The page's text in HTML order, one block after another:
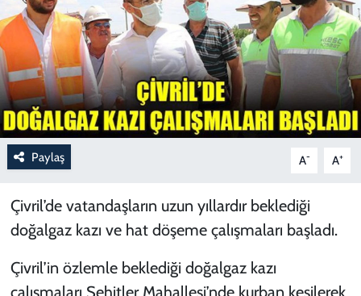
Paylaş A- A+
Çivril’de vatandaşların uzun yıllardır beklediği
doğalgaz kazı ve hat döşeme çalışmaları başladı.
Çivril’in özlemle beklediği doğalgaz kazı
çalışmaları Şehitler Mahallesi’nde kurban kesilerek